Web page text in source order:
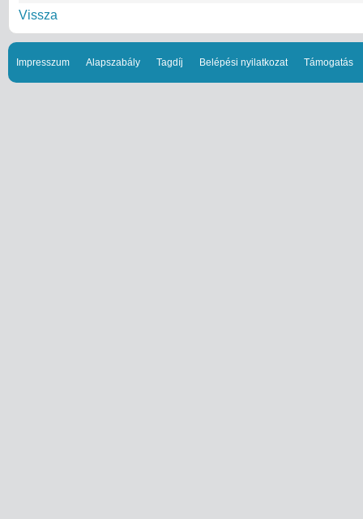
Vissza
Impresszum Alapszabály Tagdíj Belépési nyilatkozat Támogatás